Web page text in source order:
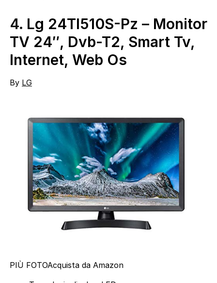
4. Lg 24Tl510S-Pz – Monitor
TV 24″, Dvb-T2, Smart Tv,
Internet, Web Os
By LG
PIÙ FOTOAcquista da Amazon